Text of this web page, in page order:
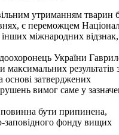
утриманням тварин
є переможцем
міжнародних відзнак,
України
максимальних результатів
основі затверджених
вимог саме у
повинна бути припинена,
заповідного фонду вищих